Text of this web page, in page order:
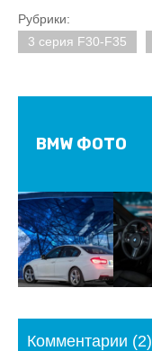
Рубрики:
3 серия F30-F35
BMW ФОТО
Комментарии (2)